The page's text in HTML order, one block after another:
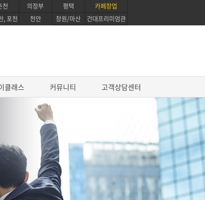
천
천안
의정부
, 포천
평택
창원/마산
건대프리미엄관
카페창업
진로과정
프로 파티쉐 진로과정
영파티시에 마스터 코스
글로벌 베이킹 디플로마 과정
퍼스트 커리어 패스웨이
클래스 커뮤니티 고객상담센터